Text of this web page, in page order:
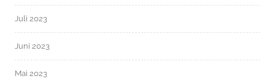
Juli 2023
Juni 2023
Mai 2023